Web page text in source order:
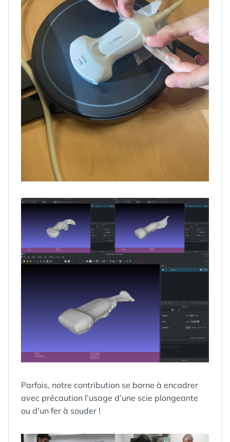
Parfois, notre contribution se borne à encadrer
avec précaution l’usage d’une scie plongeante
ou d’un fer à souder !